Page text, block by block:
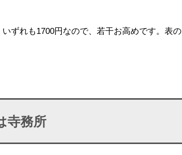
ずれも1700円なので、若干お高めです。表の
寺務所